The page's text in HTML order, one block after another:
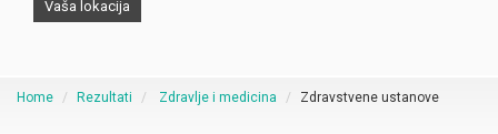
Vaša lokacija
Home Rezultati Zdravlje i medicina Zdravstvene ustanove